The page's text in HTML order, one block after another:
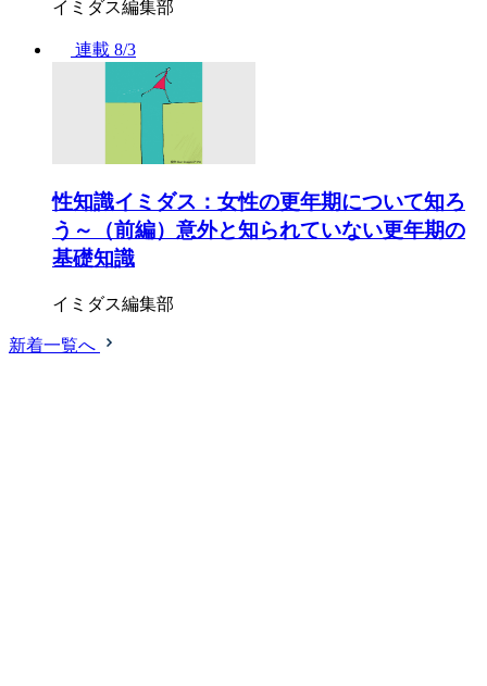
イミダス編集部
連載 8/3
性知識イミダス：女性の更年期について知ろ
う～（前編）意外と知られていない更年期の
基礎知識
イミダス編集部
新着一覧へ